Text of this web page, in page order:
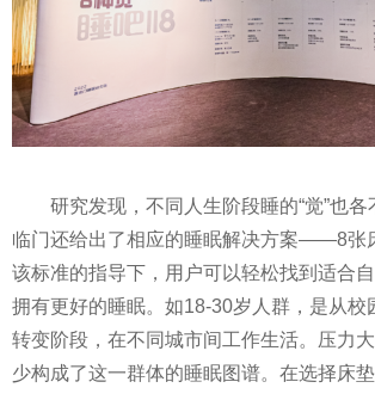
研究发现，不同人生阶段睡的“觉”也
临门还给出了相应的睡眠解决方案——8张
该标准的指导下，用户可以轻松找到适合
拥有更好的睡眠。如18-30岁人群，是从校
转变阶段，在不同城市间工作生活。压力
少构成了这一群体的睡眠图谱。在选择床